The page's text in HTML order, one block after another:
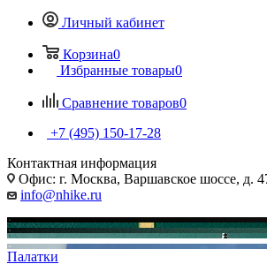
Личный кабинет
Корзина0
Избранные товары0
Сравнение товаров0
+7 (495) 150-17-28
Контактная информация
Офис: г. Москва, Варшавское шоссе, д.
info@nhike.ru
Палатки